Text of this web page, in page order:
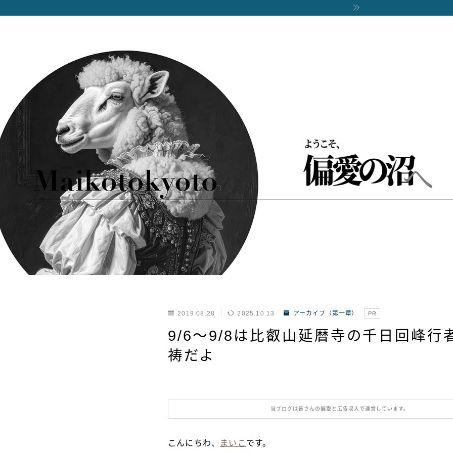
2019.08.28 2025.10.13 アーカイブ（第一章） PR
9/6〜9/8は比叡山延暦寺の千日回峰行
祷だよ
当ブログは皆さんの偏愛と広告収入で運営しています。
こんにちわ、 まいこ です。